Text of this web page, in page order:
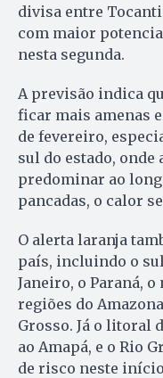
divisa entre
com maior
nesta segunda.
A previsão indica
ficar mais amenas
de fevereiro,
sul do estado, onde
predominar ao
pancadas, o calor
O alerta laranja
país, incluindo o
Janeiro, o Paraná, o
regiões do
Grosso. Já o litoral
ao Amapá, e o Rio
de risco neste